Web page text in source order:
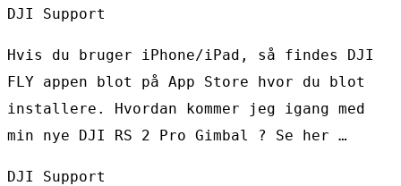
DJI Support
Hvis du bruger iPhone/iPad, så findes DJI
FLY appen blot på App Store hvor du blot
installere. Hvordan kommer jeg igang med
min nye DJI RS 2 Pro Gimbal ? Se her …
DJI Support